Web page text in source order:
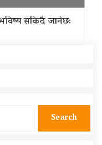
सकिदै जानेछः